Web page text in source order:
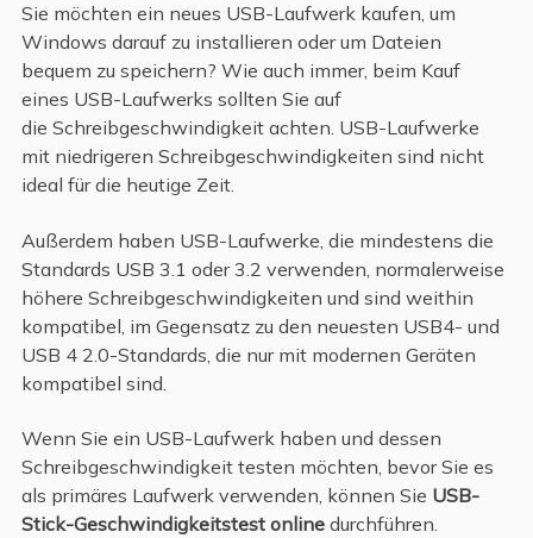
Sie möchten ein neues USB-Laufwerk kaufen, um
Windows darauf zu installieren oder um Dateien
bequem zu speichern? Wie auch immer, beim Kauf
eines USB-Laufwerks sollten Sie auf
die Schreibgeschwindigkeit achten. USB-Laufwerke
mit niedrigeren Schreibgeschwindigkeiten sind nicht
ideal für die heutige Zeit.
Außerdem haben USB-Laufwerke, die mindestens die
Standards USB 3.1 oder 3.2 verwenden, normalerweise
höhere Schreibgeschwindigkeiten und sind weithin
kompatibel, im Gegensatz zu den neuesten USB4- und
USB 4 2.0-Standards, die nur mit modernen Geräten
kompatibel sind.
Wenn Sie ein USB-Laufwerk haben und dessen
Schreibgeschwindigkeit testen möchten, bevor Sie es
als primäres Laufwerk verwenden, können Sie USB-
Stick-Geschwindigkeitstest onlinedurchführen.